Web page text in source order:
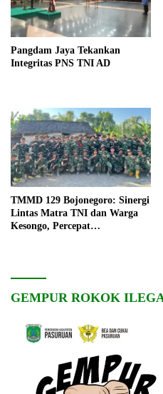
Pangdam Jaya Tekankan
Integritas PNS TNI AD
TMMD 129 Bojonegoro: Sinergi
Lintas Matra TNI dan Warga
Kesongo, Percepat
GEMPUR ROKOK